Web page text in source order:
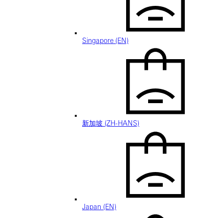
Singapore (EN)
新加坡 (ZH-HANS)
Japan (EN)